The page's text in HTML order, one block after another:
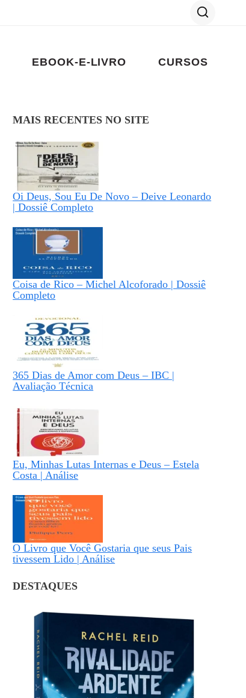
EBOOK-E-LIVRO CURSOS
MAIS RECENTES NO SITE
Oi Deus, Sou Eu De Novo – Deive Leonardo
| Dossiê Completo
Coisa de Rico – Michel Alcoforado | Dossiê
Completo
365 Dias de Amor com Deus – IBC |
Avaliação Técnica
Eu, Minhas Lutas Internas e Deus – Estela
Costa | Análise
O Livro que Você Gostaria que seus Pais
tivessem Lido | Análise
DESTAQUES